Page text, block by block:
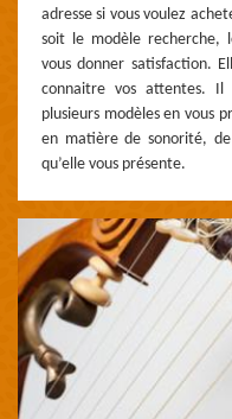
adresse si vous voulez
soit le modèle recherche,
vous donner satisfaction.
connaitre vos attentes. Il
plusieurs modèles en vous
en matière de sonorité,
qu’elle vous présente.